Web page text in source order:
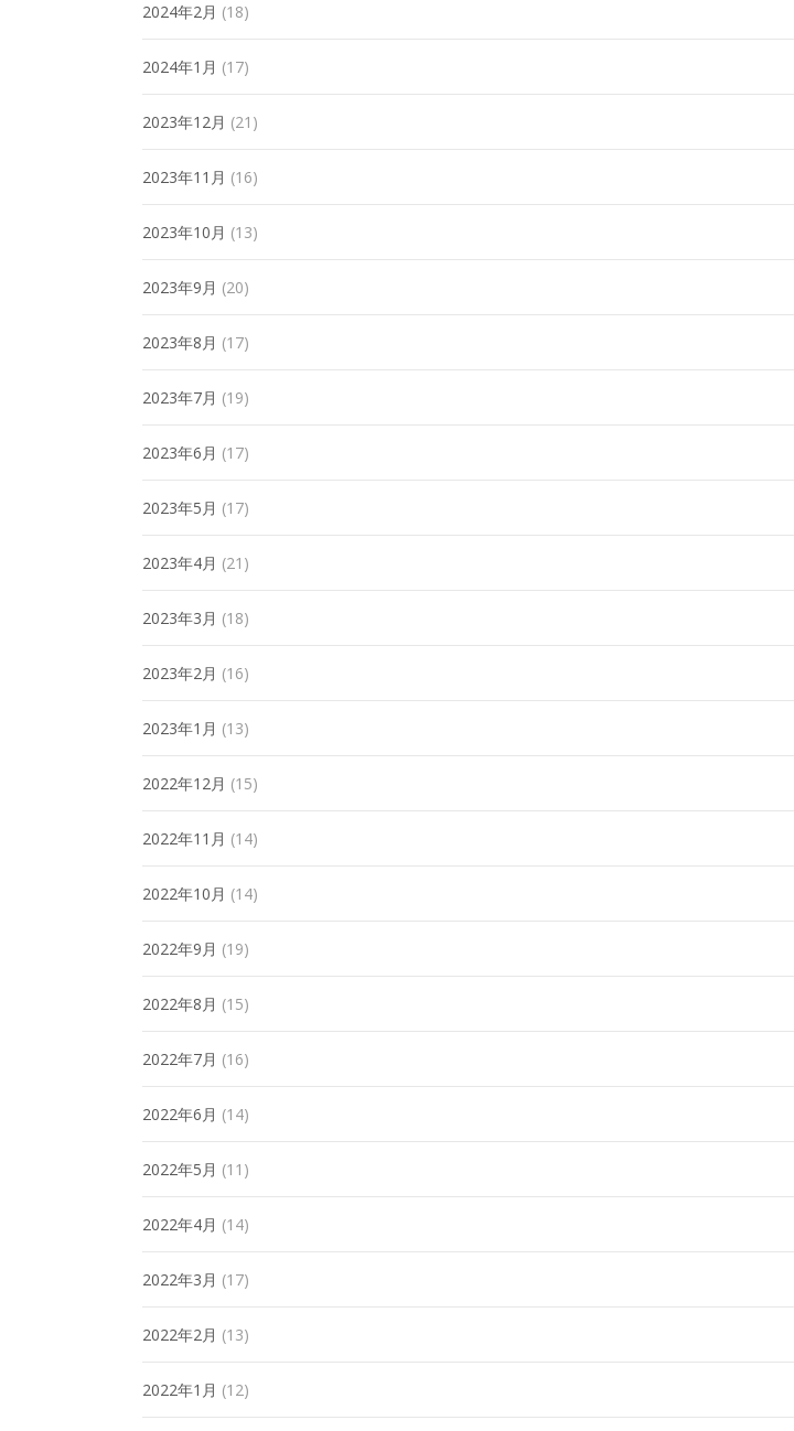
2024年2月 (18)
2024年1月 (17)
2023年12月 (21)
2023年11月 (16)
2023年10月 (13)
2023年9月 (20)
2023年8月 (17)
2023年7月 (19)
2023年6月 (17)
2023年5月 (17)
2023年4月 (21)
2023年3月 (18)
2023年2月 (16)
2023年1月 (13)
2022年12月 (15)
2022年11月 (14)
2022年10月 (14)
2022年9月 (19)
2022年8月 (15)
2022年7月 (16)
2022年6月 (14)
2022年5月 (11)
2022年4月 (14)
2022年3月 (17)
2022年2月 (13)
2022年1月 (12)